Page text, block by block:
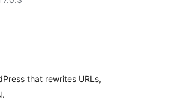
that rewrites URLs,